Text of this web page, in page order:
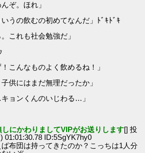
ぞ。ほれ」
うの飲むの初めてなんだ」ﾄﾞｷﾄﾞｷ
これも社会勉強だ」
こんなものよく飲めるね！」
供にはまだ無理だったか」
ョンくんのいじわる…」
しにかわりましてVIPがお送りします[] 投
01:01:30.78 ID:5SgYK7hy0
布団は持ってきたのか？こっちは1人分